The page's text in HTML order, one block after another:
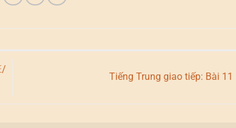
/
Tiếng Trung giao tiếp: Bài 11